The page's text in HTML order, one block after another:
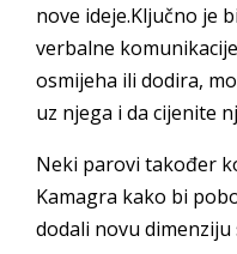
nove ideje.Ključno je
verbalne
osmijeha ili dodira,
uz njega i da cijenite
Neki parovi također
Kamagra kako bi
dodali novu